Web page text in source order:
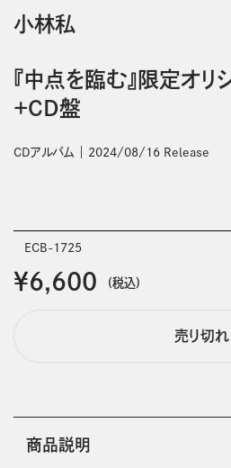
小林私
『中点を臨む』限定オリ
+CD盤
CDアルバム 2024/08/16 Release
ECB-1725
￥6,600 (税込)
売り切れ
商品説明